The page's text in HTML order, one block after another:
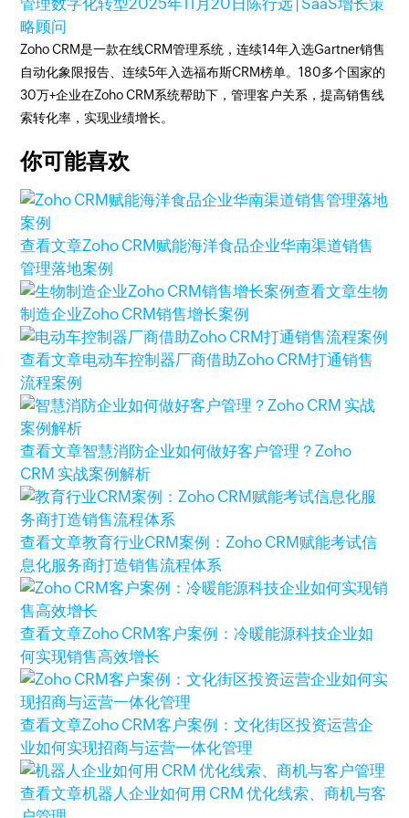
管理数字化转型2025年11月20日 陈行远 | SaaS增长策
略顾问
Zoho CRM是一款在线CRM管理系统，连续14年入选Gartner销售
自动化象限报告、连续5年入选福布斯CRM榜单。180多个国家的
30万+企业在Zoho CRM系统帮助下，管理客户关系，提高销售线
索转化率，实现业绩增长。
你可能喜欢
查看文章Zoho CRM赋能海洋食品企业华南渠道销售
管理落地案例
查看文章生物
制造企业Zoho CRM销售增长案例
查看文章电动车控制器厂商借助Zoho CRM打通销售
流程案例
查看文章智慧消防企业如何做好客户管理？Zoho
CRM 实战案例解析
查看文章教育行业CRM案例：Zoho CRM赋能考试信
息化服务商打造销售流程体系
查看文章Zoho CRM客户案例：冷暖能源科技企业如
何实现销售高效增长
查看文章Zoho CRM客户案例：文化街区投资运营企
业如何实现招商与运营一体化管理
查看文章机器人企业如何用 CRM 优化线索、商机与客